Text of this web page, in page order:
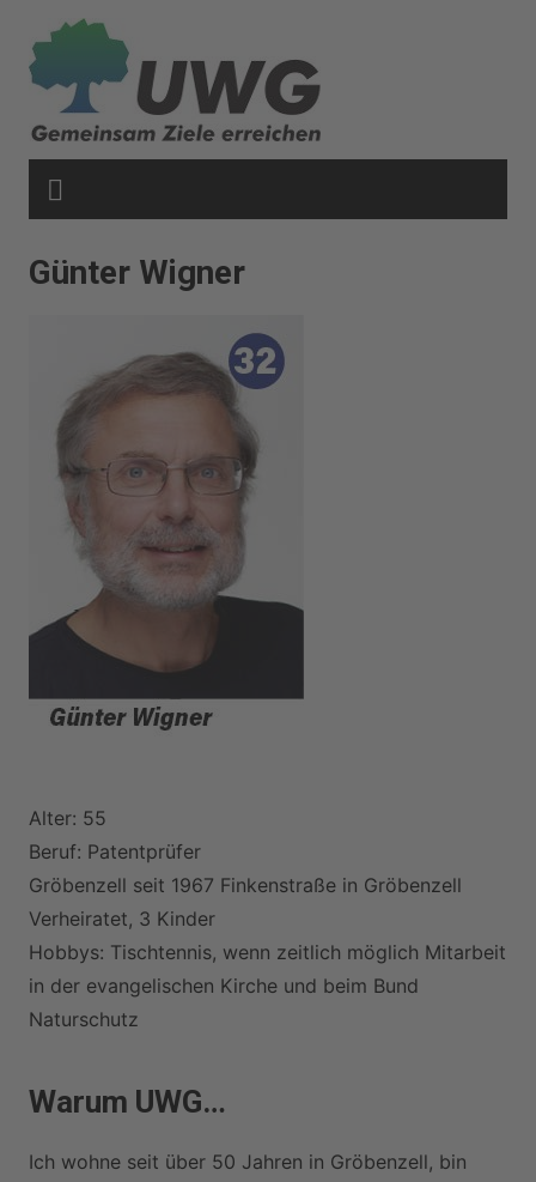
Inhalt
springen
Günter Wigner
Alter: 55
Beruf: Patentprüfer
Gröbenzell seit 1967 Finkenstraße in Gröbenzell
Verheiratet, 3 Kinder
Hobbys: Tischtennis, wenn zeitlich möglich Mitarbeit
in der evangelischen Kirche und beim Bund
Naturschutz
Warum UWG…
Ich wohne seit über 50 Jahren in Gröbenzell, bin